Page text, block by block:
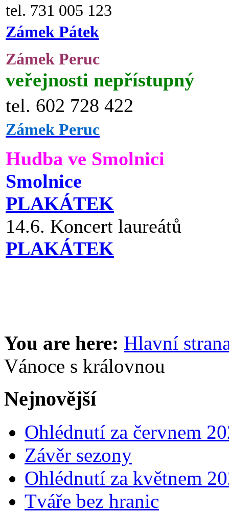
tel. 731 005 123
Zámek Pátek
Zámek Peruc
veřejnosti nepřístupný
tel. 602 728 422
Zámek Peruc
Hudba ve Smolnici
Smolnice
PLAKÁTEK
14.6. Koncert laureátů
PLAKÁTEK
You are here: Hlavní
Vánoce s královnou
Nejnovější
Ohlédnutí za červnem
Závěr sezony
Ohlédnutí za květnem
Tváře bez hranic